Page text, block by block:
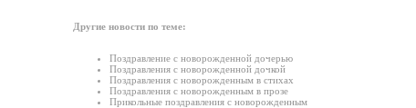
Другие новости по теме:
Поздравление с новорожденной дочерью
Поздравления с новорожденной дочкой
Поздравления с новорожденным в стихах
Поздравления с новорожденным в прозе
Прикольные поздравления с новорожденным